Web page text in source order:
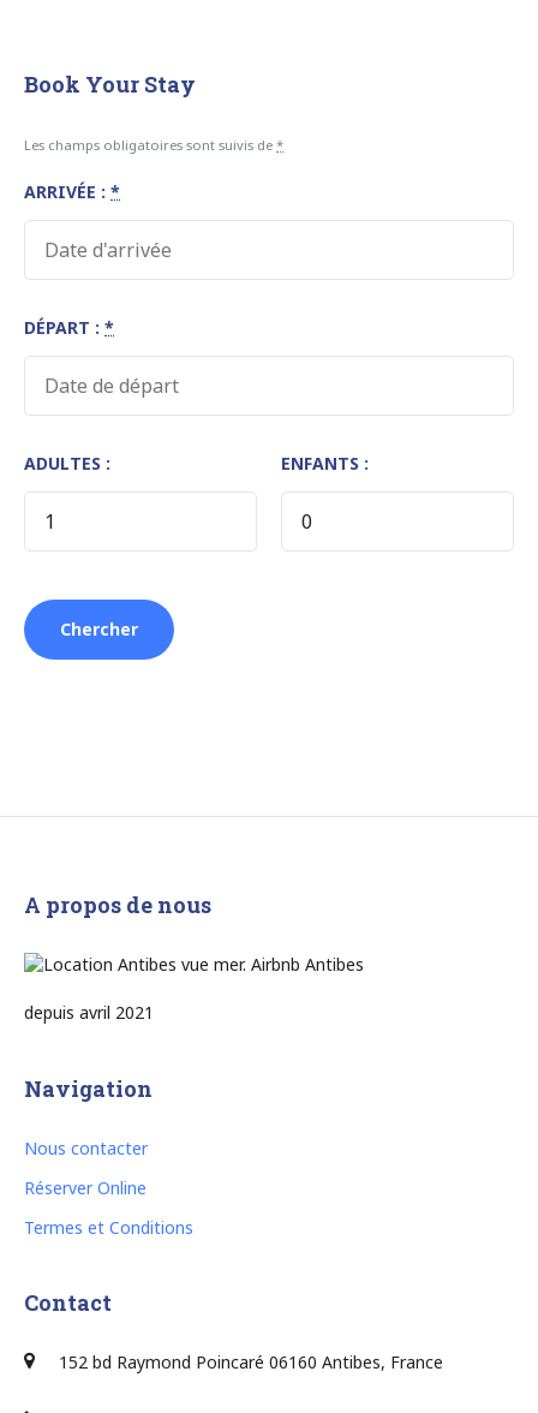
Book Your Stay
Les champs obligatoires sont suivis de *
ARRIVÉE : *
DÉPART : *
ADULTES : ENFANTS :
A propos de nous
depuis avril 2021
Navigation
Nous contacter
Réserver Online
Termes et Conditions
Contact
152 bd Raymond Poincaré 06160 Antibes, France